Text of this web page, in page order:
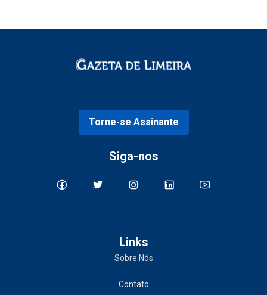
Torne-se Assinante
Siga-nos
Links
Sobre Nós
Contato